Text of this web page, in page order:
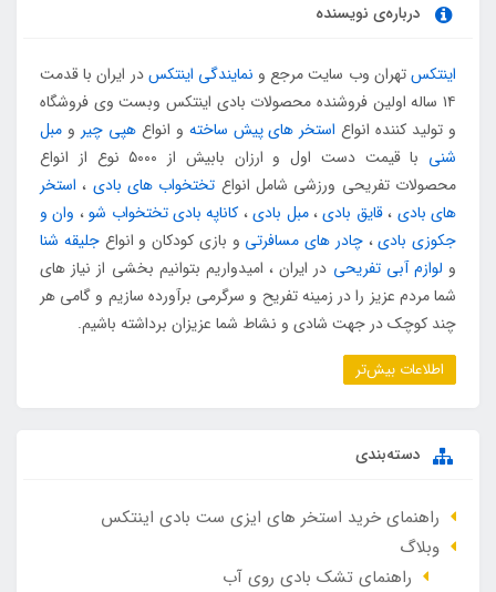
درباره‌ی نویسنده
اینتکستهران وب سایت مرجع و نمایندگی اینتکسدر ایران با قدمت
۱۴ ساله اولین فروشنده محصولات بادی اینتکس وبست وی فروشگاه
و تولید کننده انواع استخر های پیش ساخته و انواعهپی چیر و مبل
شنی
با قیمت دست اول و ارزان بابیش از ۵۰۰۰ نوع از انواع
محصولات تفریحی ورزشی شامل انواع تختخواب های بادی ، استخر
های بادی ،قایق بادی،مبل بادی، کاناپه بادی تختخواب شو، وان و
جکوزی بادی،چادر های مسافرتی و بازی کودکان و انواعجلیقه شنا
و لوازم آبی تفریحی در ایران ، امیدواریم بتوانیم بخشی از نیاز های
شما مردم عزیز را در زمینه تفریح و سرگرمی برآورده سازیم و گامی هر
چند کوچک در جهت شادی و نشاط شما عزیزان برداشته باشیم.
اطلاعات بیش‌تر
دسته‌بندی
راهنمای خرید استخر های ایزی ست بادی اینتکس
وبلاگ
راهنمای تشک بادی روی آب